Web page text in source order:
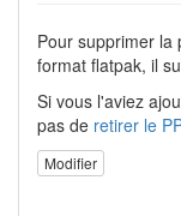
Pour supprimer la
format flatpak, il
Si vous l'aviez
pas de retirer le
Modifier